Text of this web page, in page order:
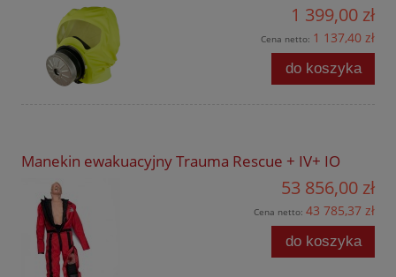
1 399,00 zł
Cena netto: 1 137,40 zł
do koszyka
Manekin ewakuacyjny Trauma Rescue + IV+ IO
53 856,00 zł
Cena netto: 43 785,37 zł
do koszyka